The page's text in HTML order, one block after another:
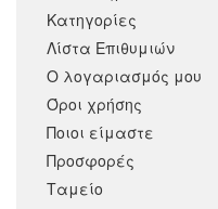
Κατηγορίες
Λίστα Επιθυμιών
Ο λογαριασμός μου
Όροι χρήσης
Ποιοι είμαστε
Προσφορές
Ταμείο